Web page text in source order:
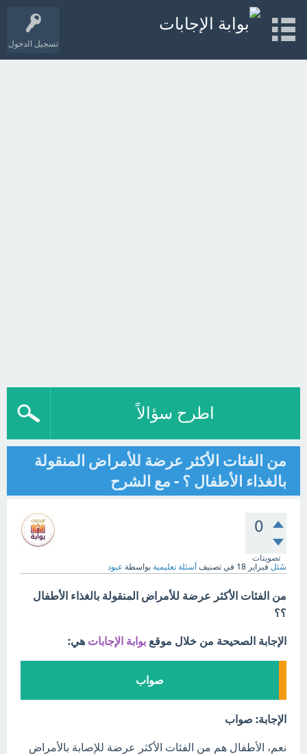
تسجيل الدخول
اطرح سؤالاً
من الفئات الأكثر عرضة للأمراض المنقولة
بالغذاء الأطفال ؟ - مع الشرح
0
تصويتات
سُئل فبراير 18 في تصنيف أسئلة تعليمية بواسطة عبود
من الفئات الأكثر عرضة للأمراض المنقولة بالغذاء الأطفال
؟؟
الإجابة الصحيحة من خلال موقع بوابة الإجابات هي:
صواب
الإجابة: صواب
نعم، الأطفال هم من الفئات الأكثر عرضة للإصابة بالأمراض